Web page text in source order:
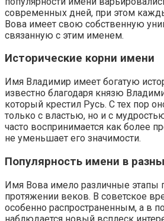
современных дней, при этом
Вова имеет свою собственную
связанную с этим именем.
Исторические корни имени
Имя Владимир имеет богатую
известно благодаря князю
который крестил Русь. С тех пор
только с властью, но и с
часто воспринимается как более
не уменьшает его значимости.
Популярность имени в
Имя Вова имело различные этапы
протяжении веков. В советское
особенно распространенным, а в
наблюдается новый всплеск